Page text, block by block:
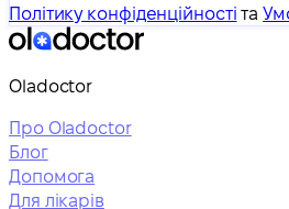
Політику конфіденційності та
Oladoctor
Про Oladoctor
Блог
Допомога
Для лікарів